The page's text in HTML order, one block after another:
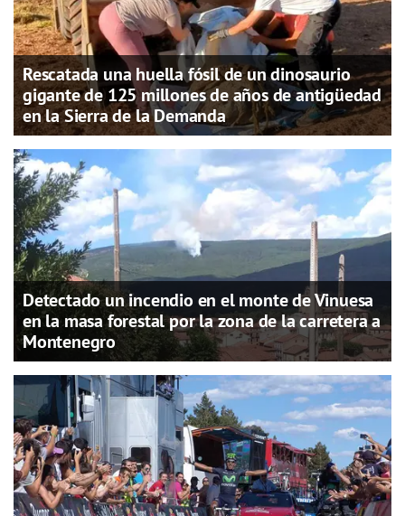
Rescatada una huella fósil de un dinosaurio
gigante de 125 millones de años de antigüedad
en la Sierra de la Demanda
Detectado un incendio en el monte de Vinuesa
en la masa forestal por la zona de la carretera a
Montenegro